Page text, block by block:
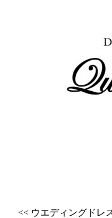
<< ウエディングド